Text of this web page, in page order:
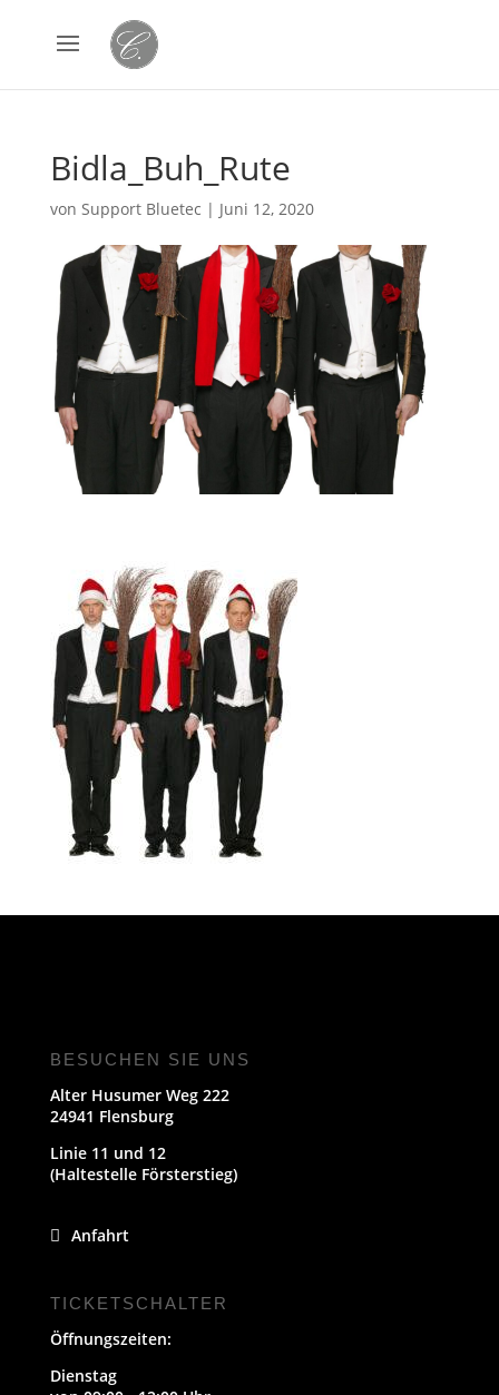
Bidla_Buh_Rute
von Support Bluetec | Juni 12, 2020
BESUCHEN SIE UNS
Alter Husumer Weg 222
24941 Flensburg
Linie 11 und 12
(Haltestelle Försterstieg)
Anfahrt
TICKETSCHALTER
Öffnungszeiten:
Dienstag